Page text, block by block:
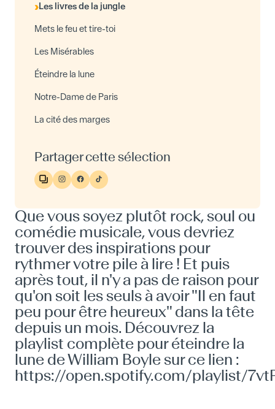
Les livres de la jungle
Mets le feu et tire-toi
Les Misérables
Éteindre la lune
Notre-Dame de Paris
La cité des marges
Partager cette sélection
Que vous soyez plutôt rock, soul ou
comédie musicale, vous devriez
trouver des inspirations pour
rythmer votre pile à lire ! Et puis
après tout, il n'y a pas de raison pour
qu'on soit les seuls à avoir "Il en faut
peu pour être heureux" dans la tête
depuis un mois. Découvrez la
playlist complète pour éteindre la
lune de William Boyle sur ce lien :
https://open.spotify.com/playlist/